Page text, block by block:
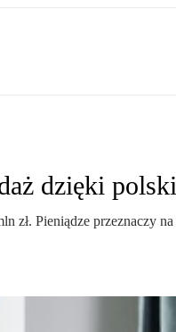
dzięki
zł. Pieniądze